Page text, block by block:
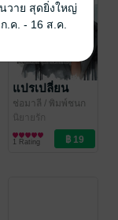
แปรเปลี่ยน
ช่อมาลี / พิมพ์ชนก
นิยายรัก
1 Rating
วาย สุดยิ่งใหญ่
.ค. - 16 ส.ค.